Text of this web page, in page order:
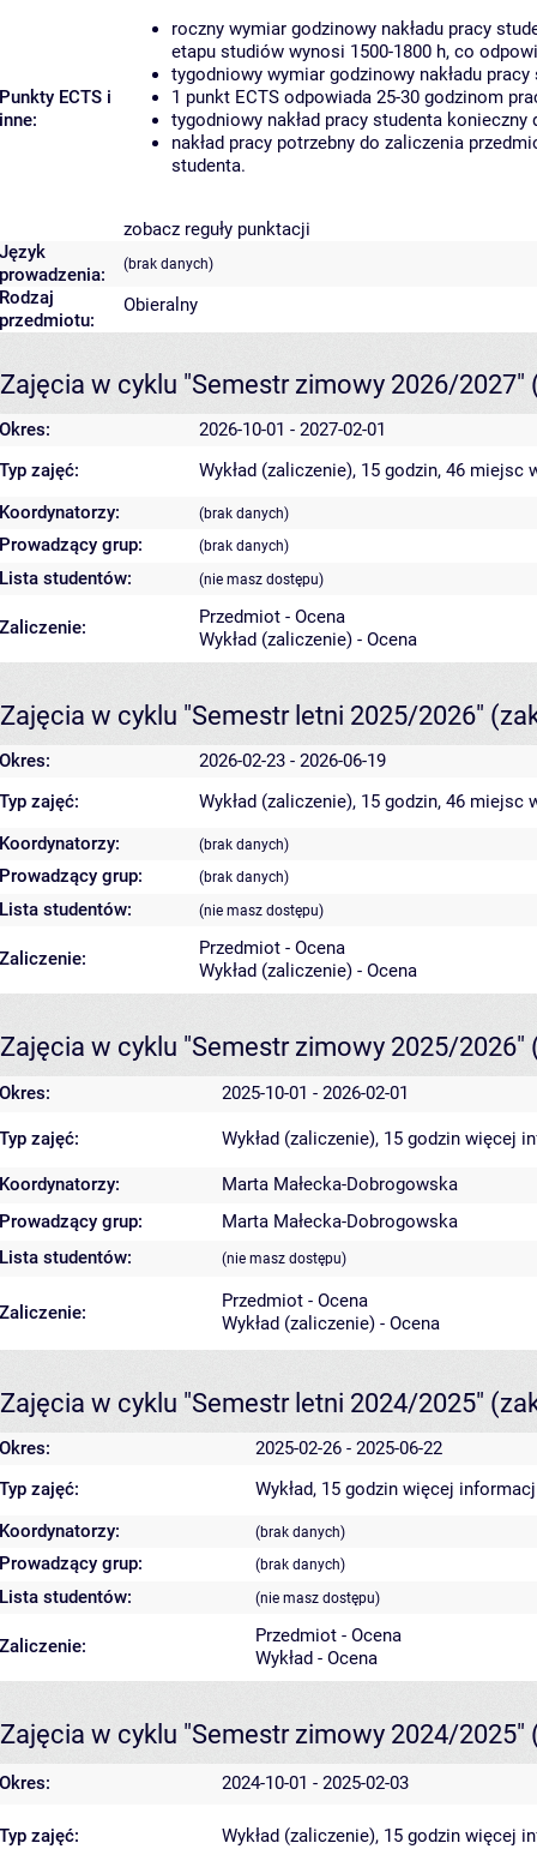
Punkty ECTS i
inne:
roczny wymiar godzinowy nakładu pracy
etapu studiów wynosi 1500-1800 h, co
tygodniowy wymiar godzinowy nakładu
1 punkt ECTS odpowiada 25-30 godzinom
tygodniowy nakład pracy studenta
nakład pracy potrzebny do zaliczenia
studenta.
zobacz reguły punktacji
Język
prowadzenia:
(brak danych)
Rodzaj
przedmiotu:
Obieralny
Zajęcia w cyklu "Semestr zimowy 2026/2027"
Okres:
2026-10-01 - 2027-02-01
Typ zajęć:
Wykład (zaliczenie), 15 godzin, 46 miejsc
Koordynatorzy:
(brak danych)
Prowadzący grup: (brak danych)
Lista studentów: (nie masz dostępu)
Zaliczenie:
Przedmiot - Ocena
Wykład (zaliczenie) - Ocena
Zajęcia w cyklu "Semestr letni 2025/2026"
Okres:
2026-02-23 - 2026-06-19
Typ zajęć:
Wykład (zaliczenie), 15 godzin, 46 miejsc
Koordynatorzy:
(brak danych)
Prowadzący grup: (brak danych)
Lista studentów: (nie masz dostępu)
Zaliczenie:
Przedmiot - Ocena
Wykład (zaliczenie) - Ocena
Zajęcia w cyklu "Semestr zimowy 2025/2026"
Okres: 2025-10-01 - 2026-02-01
Typ zajęć: Wykład (zaliczenie), 15 godzin więcej
Koordynatorzy:
Marta Małecka-Dobrogowska
Prowadzący grup:
Marta Małecka-Dobrogowska
Lista studentów:
(nie masz dostępu)
Zaliczenie:
Przedmiot - Ocena
Wykład (zaliczenie) - Ocena
Zajęcia w cyklu "Semestr letni 2024/2025"
Okres:
2025-02-26 - 2025-06-22
Typ zajęć:
Wykład, 15 godzin więcej
Koordynatorzy:
(brak danych)
Prowadzący grup: (brak danych)
Lista studentów: (nie masz dostępu)
Zaliczenie:
Przedmiot - Ocena
Wykład - Ocena
Zajęcia w cyklu "Semestr zimowy 2024/2025"
Okres: 2024-10-01 - 2025-02-03
Typ zajęć: Wykład (zaliczenie), 15 godzin więcej